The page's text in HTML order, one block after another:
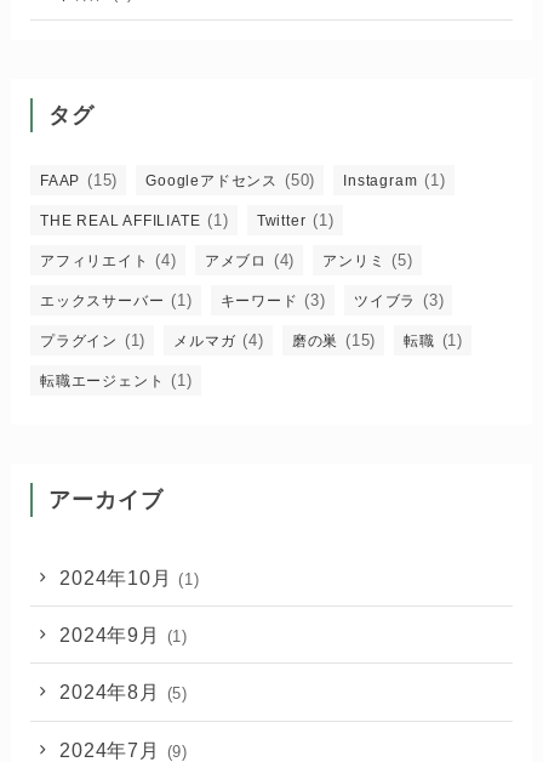
タグ
FAAP (15) Googleアドセンス (50) Instagram (1)
THE REAL AFFILIATE (1) Twitter (1)
アフィリエイト (4) アメブロ (4) アンリミ (5)
エックスサーバー (1) キーワード (3) ツイブラ (3)
プラグイン (1) メルマガ (4) 磨の巣 (15) 転職 (1)
転職エージェント (1)
アーカイブ
2024年10月 (1)
2024年9月 (1)
2024年8月 (5)
2024年7月 (9)